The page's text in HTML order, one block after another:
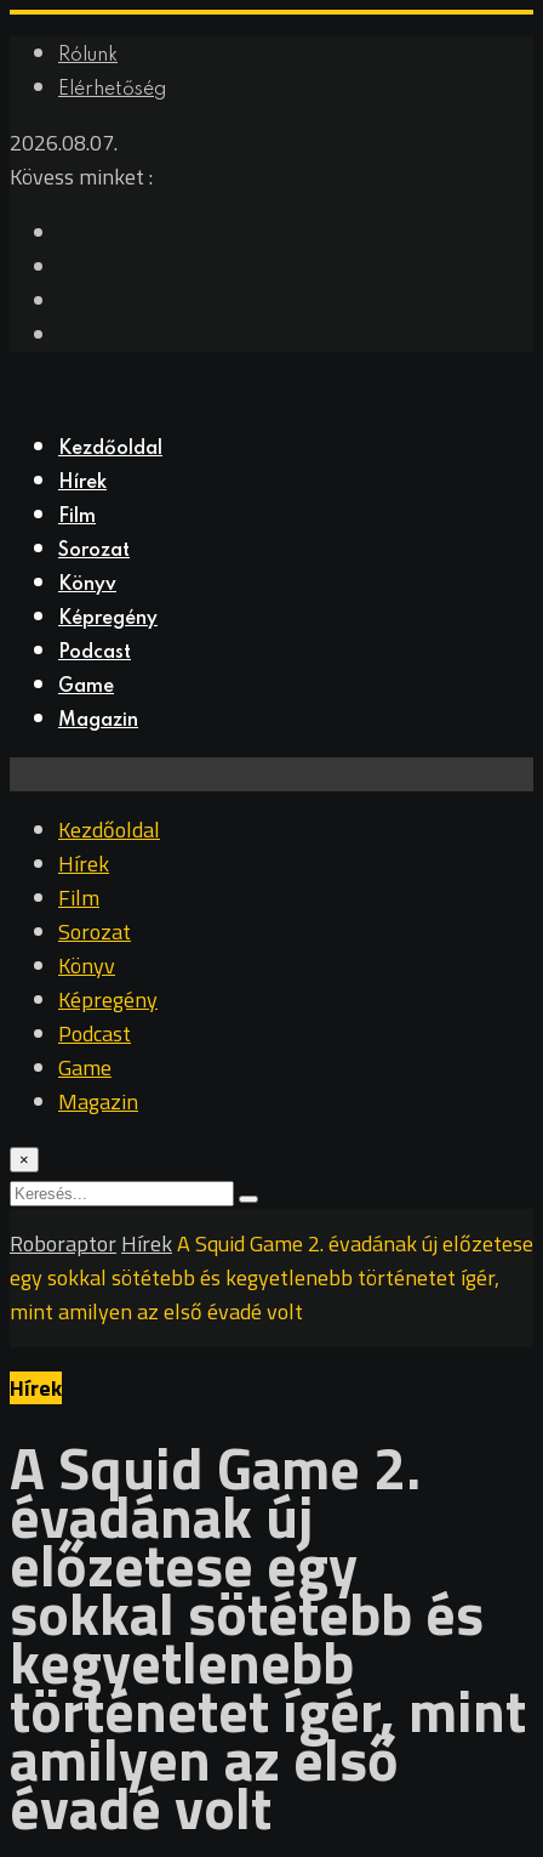
Skip
Rólunk
Elérhetőség
2026.08.07.
Kövess minket :
Kezdőoldal
Hírek
Film
Sorozat
Könyv
Képregény
Podcast
Game
Magazin
Kezdőoldal
Hírek
Film
Sorozat
Könyv
Képregény
Podcast
Game
Magazin
×
RoboraptorHírekA Squid Game 2. évadának új előzetese
egy sokkal sötétebb és kegyetlenebb történetet ígér,
mint amilyen az első évadé volt
Hírek
A Squid Game 2.
évadának új
előzetese egy
sokkal sötétebb és
kegyetlenebb
történetet ígér, mint
amilyen az első
évadé volt